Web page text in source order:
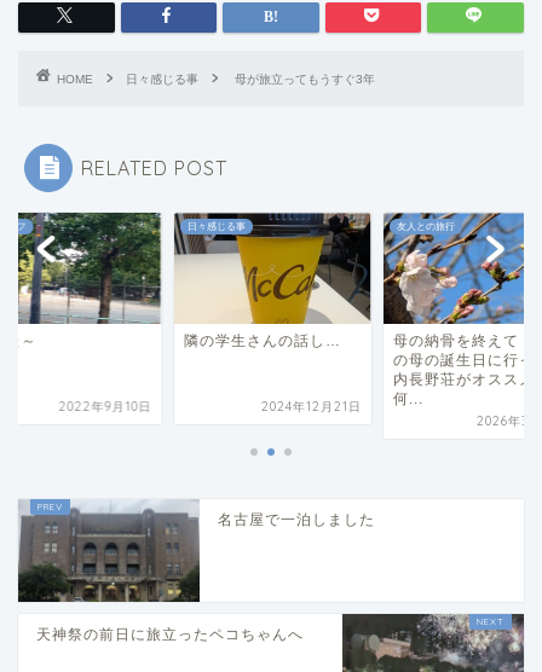
HOME 日々感じる事 母が旅立ってもうすぐ3年
RELATED POST
イフ
た～
2022年9月10日
日々感じる事
隣の学生さんの話し…
2024年12月21日
友人との旅行
母の納骨を終えて
の母の誕生日に行っ
内長野荘がオススメ
何...
2026年3
名古屋で一泊しました
天神祭の前日に旅立ったペコちゃんへ